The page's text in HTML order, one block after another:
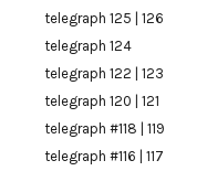
telegraph 125 | 126
telegraph 124
telegraph 122 | 123
telegraph 120 | 121
telegraph #118 | 119
telegraph #116 | 117